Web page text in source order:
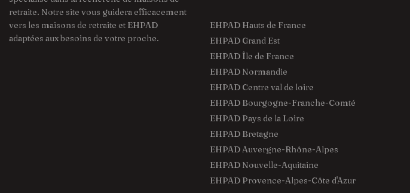
retraite. Notre site vous guidera efficacement
vers les maisons de retraite et EHPAD
adaptées aux besoins de votre proche.
EHPAD Hauts de France
EHPAD Grand Est
EHPAD Île de France
EHPAD Normandie
EHPAD Centre val de loire
EHPAD Bourgogne-Franche-Comté
EHPAD Pays de la Loire
EHPAD Bretagne
EHPAD Auvergne-Rhône-Alpes
EHPAD Nouvelle-Aquitaine
EHPAD Provence-Alpes-Côte d'Azur